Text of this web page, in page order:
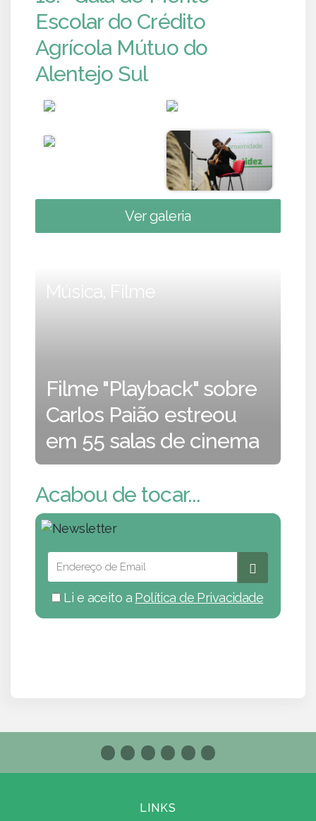
Escolar do Crédito
Agrícola Mútuo do
Alentejo Sul
Ver galeria
Música, Filme
Filme "Playback" sobre
Carlos Paião estreou
em 55 salas de cinema
Acabou de tocar...
Li e aceito a Política de Privacidade
LINKS